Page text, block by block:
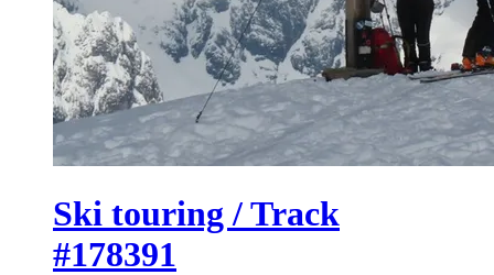
Ski touring / Track
#178391